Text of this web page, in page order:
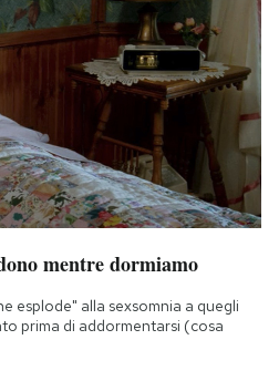
mentre dormiamo
esplode" alla sexsomnia a quegli
prima di addormentarsi (cosa